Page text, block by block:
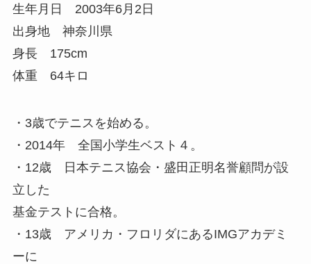
生年月日 2003年6月2日
出身地 神奈川県
身長 175cm
体重 64キロ
・3歳でテニスを始める。
・2014年 全国小学生ベスト４。
・12歳 日本テニス協会・盛田正明名誉顧問が設
立した
基金テストに合格。
・13歳 アメリカ・フロリダにあるIMGアカデミ
ーに